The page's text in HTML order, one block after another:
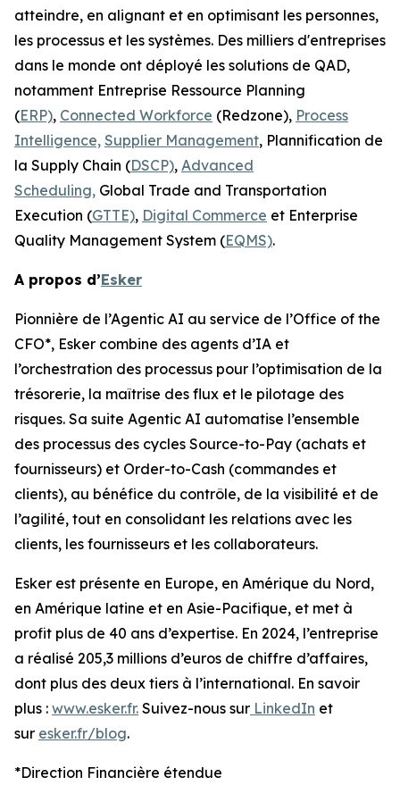
atteindre, en alignant et en optimisant les personnes,
les processus et les systèmes. Des milliers d'entreprises
dans le monde ont déployé les solutions de QAD,
notamment Entreprise Ressource Planning
(ERP), Connected Workforce (Redzone), Process
Intelligence, Supplier Management, Plannification de
la Supply Chain (DSCP), Advanced
Scheduling, Global Trade and Transportation
Execution (GTTE), Digital Commerce et Enterprise
Quality Management System (EQMS).
A propos d’Esker
Pionnière de l’Agentic AI au service de l’Office of the
CFO*, Esker combine des agents d’IA et
l’orchestration des processus pour l’optimisation de la
trésorerie, la maîtrise des flux et le pilotage des
risques. Sa suite Agentic AI automatise l’ensemble
des processus des cycles Source-to-Pay (achats et
fournisseurs) et Order-to-Cash (commandes et
clients), au bénéfice du contrôle, de la visibilité et de
l’agilité, tout en consolidant les relations avec les
clients, les fournisseurs et les collaborateurs.
Esker est présente en Europe, en Amérique du Nord,
en Amérique latine et en Asie-Pacifique, et met à
profit plus de 40 ans d’expertise. En 2024, l’entreprise
a réalisé 205,3 millions d’euros de chiffre d’affaires,
dont plus des deux tiers à l’international. En savoir
plus : www.esker.fr. Suivez-nous sur LinkedIn et
sur esker.fr/blog.
*Direction Financière étendue